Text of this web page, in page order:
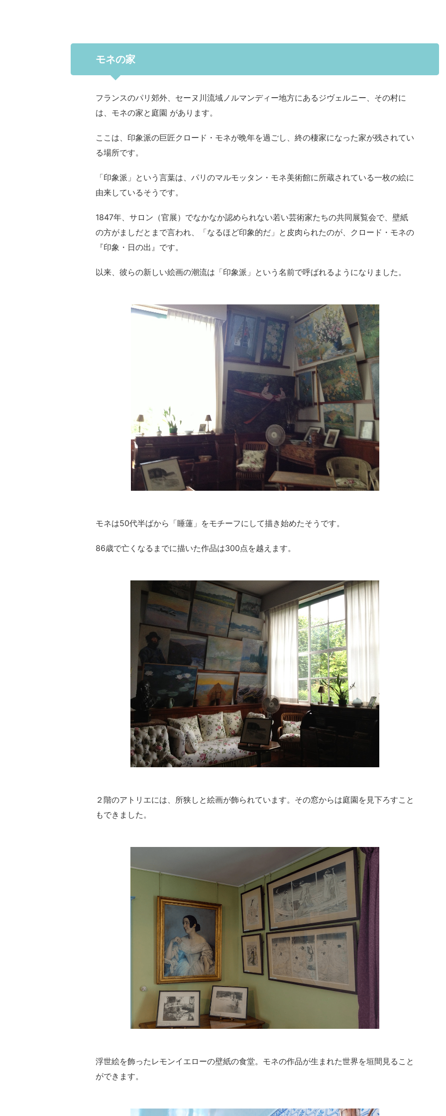
モネの家
フランスのパリ郊外、セーヌ川流域ノルマンディー地方にあるジヴェルニー、その村に
は、モネの家と庭園 があります。
ここは、印象派の巨匠クロード・モネが晩年を過ごし、終の棲家になった家が残されてい
る場所です。
「印象派」という言葉は、パリのマルモッタン・モネ美術館に所蔵されている一枚の絵に
由来しているそうです。
1847年、サロン（官展）でなかなか認められない若い芸術家たちの共同展覧会で、壁紙
の方がましだとまで言われ、「なるほど印象的だ」と皮肉られたのが、クロード・モネの
『印象・日の出』です。
以来、彼らの新しい絵画の潮流は「印象派」という名前で呼ばれるようになりました。
モネは50代半ばから「睡蓮」をモチーフにして描き始めたそうです。
86歳で亡くなるまでに描いた作品は300点を越えます。
２階のアトリエには、所狭しと絵画が飾られています。その窓からは庭園を見下ろすこと
もできました。
浮世絵を飾ったレモンイエローの壁紙の食堂。モネの作品が生まれた世界を垣間見ること
ができます。